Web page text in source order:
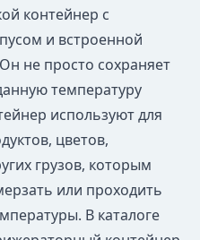
контейнер с
и встроенной
не просто сохраняет
температуру
используют для
цветов,
грузов, которым
или проходить
В каталоге